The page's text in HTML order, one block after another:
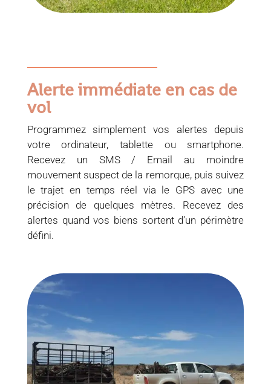
Alerte immédiate en cas de
vol
Programmez simplement vos alertes depuis
votre ordinateur, tablette ou smartphone.
Recevez un SMS / Email au moindre
mouvement suspect de la remorque, puis suivez
le trajet en temps réel via le GPS avec une
précision de quelques mètres. Recevez des
alertes quand vos biens sortent d’un périmètre
défini.